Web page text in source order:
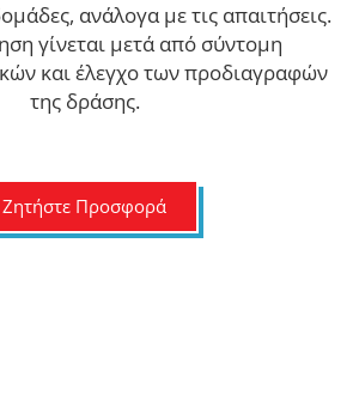
ανάλογα με τις απαιτήσεις.
γίνεται μετά από σύντομη
και έλεγχο των προδιαγραφών
της δράσης.
Ζητήστε Προσφορά